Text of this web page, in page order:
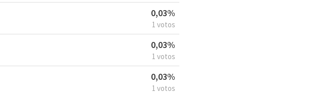
0,03%
1 votos
0,03%
1 votos
0,03%
1 votos